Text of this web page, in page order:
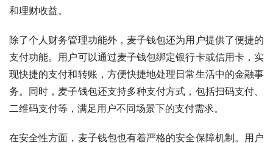
和理财收益。
除了个人财务管理功能外，麦子钱包还为用户提供了便捷的
支付功能。用户可以通过麦子钱包绑定银行卡或信用卡，实
现快捷的支付和转账，方便快捷地处理日常生活中的金融事
务。同时，麦子钱包还支持多种支付方式，包括扫码支付、
二维码支付等，满足用户不同场景下的支付需求。
在安全性方面，麦子钱包也有着严格的安全保障机制。用户